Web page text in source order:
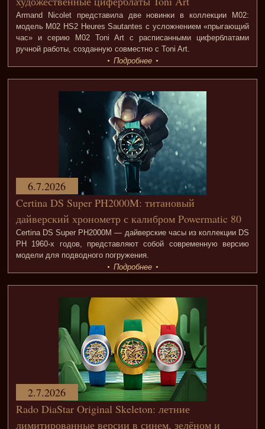
Armand Nicolet представила две новинки в коллекции M02:
модель M02 HS2 Heures Sautantes с усложнением «прыгающий
час» и серию M02 Toni Art с расписанными циферблатами
ручной работы, созданную совместно с Toni Art.
Подробнее
Certina DS Super PH2000M: титановый
дайверский хронометр с калибром Powermatic 80
Certina DS Super PH2000M — дайверские часы из коллекции DS
PH 1960-х годов, представляют собой современную версию
модели для подводного погружения.
6.7.2026
Подробнее
Rado DiaStar Original Skeleton: летние
лимитированные версии в синем, зелёном и
2.7.2026